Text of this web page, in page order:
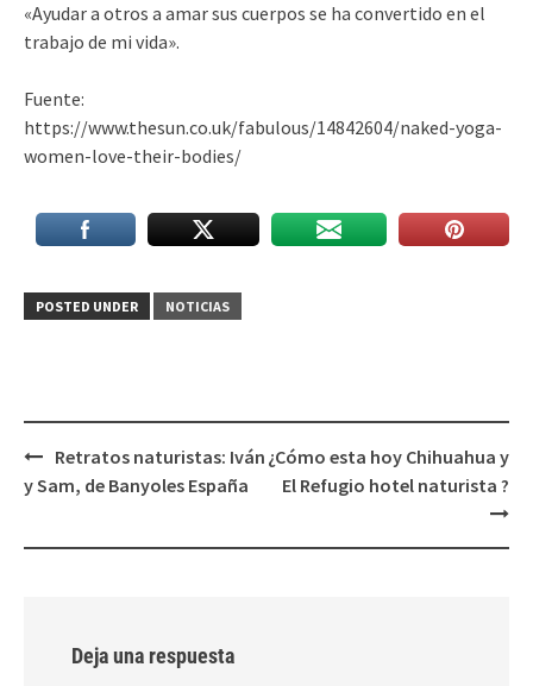
«Ayudar a otros a amar sus cuerpos se ha convertido en el
trabajo de mi vida».
Fuente:
https://www.thesun.co.uk/fabulous/14842604/naked-yoga-
women-love-their-bodies/
POSTED UNDER NOTICIAS
Post
navigation
Retratos naturistas: Iván
y Sam, de Banyoles España
¿Cómo esta hoy Chihuahua y
El Refugio hotel naturista ?
Deja una respuesta